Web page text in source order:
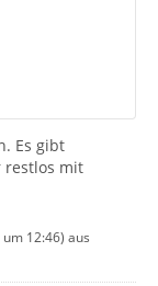
Es gibt
restlos mit
12:46) aus